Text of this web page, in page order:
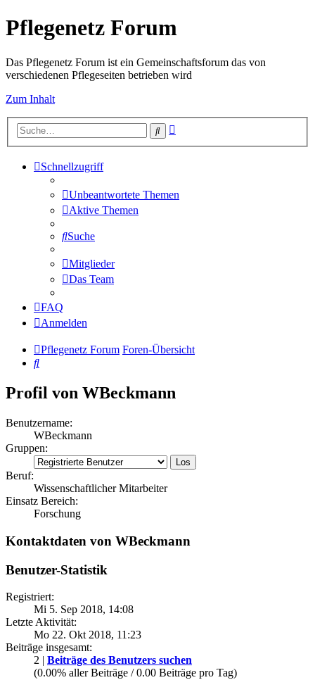
Pflegenetz Forum
Das Pflegenetz Forum ist ein Gemeinschaftsforum das von
verschiedenen Pflegeseiten betrieben wird
Zum Inhalt
Suche
Schnellzugriff
Unbeantwortete Themen
Aktive Themen
Suche
Mitglieder
Das Team
FAQ
Anmelden
Pflegenetz Forum Foren-Übersicht
Suche
Profil von WBeckmann
Benutzername:
WBeckmann
Gruppen:
Beruf:
Wissenschaftlicher Mitarbeiter
Einsatz Bereich:
Forschung
Kontaktdaten von WBeckmann
Benutzer-Statistik
Registriert:
Mi 5. Sep 2018, 14:08
Letzte Aktivität:
Mo 22. Okt 2018, 11:23
Beiträge insgesamt:
2 | Beiträge des Benutzers suchen
(0.00% aller Beiträge / 0.00 Beiträge pro Tag)